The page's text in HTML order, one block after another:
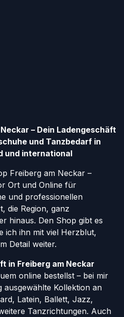
– Dein Ladengeschäft
und Tanzbedarf in
und international
Freiberg am Neckar –
Ort und Online für
und professionellen
die Region, ganz
hinaus. Den Shop gibt es
ich ihn mit viel Herzblut,
Detail weiter.
in Freiberg am Neckar
online bestellst – bei mir
ausgewählte Kollektion an
Latein, Ballett, Jazz,
Tanzrichtungen. Auch